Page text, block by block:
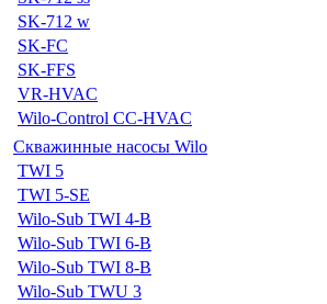
SK-712 w
SK-FC
SK-FFS
VR-HVAC
Wilo-Control CC-HVAC
Скважинные насосы Wilo
TWI 5
TWI 5-SE
Wilo-Sub TWI 4-B
Wilo-Sub TWI 6-B
Wilo-Sub TWI 8-B
Wilo-Sub TWU 3